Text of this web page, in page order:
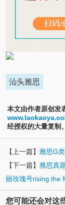
汕头雅思
本文由作者原创发
经授权的大量复制
【上一篇】 雅思G
【下一篇】 雅思真
丽玫瑰号rising the
您可能还会对这